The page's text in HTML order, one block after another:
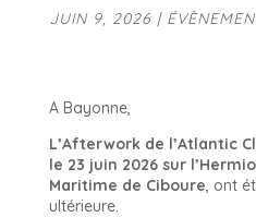
JUIN 9, 2026 |
A Bayonne,
L’Afterwork de l’Atlantic
le 23 juin 2026 sur
Maritime de Ciboure, ont
ultérieure.